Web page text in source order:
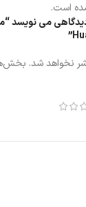
است.
می نویسد
نخواهد شد.